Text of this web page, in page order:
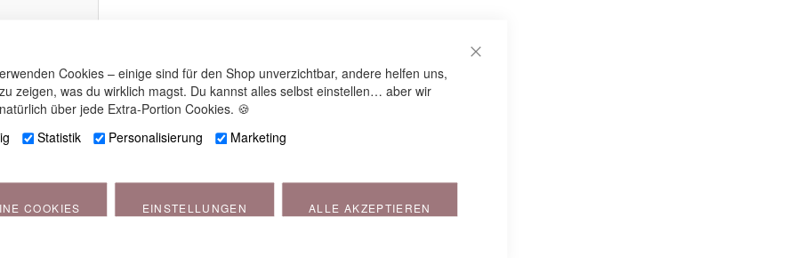
Cookies – einige sind für den Shop unverzichtbar, andere helfen uns,
zeigen, was du wirklich magst. Du kannst alles selbst einstellen… aber wir
über jede Extra-Portion Cookies. 🍪
Statistik Personalisierung Marketing
ALLE AKZEPTIEREN
EINSTELLUNGEN
COOKIES